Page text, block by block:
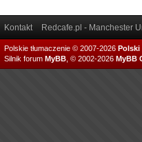
Kontakt Redcafe.pl - Manchester
Polskie tłumaczenie © 2007-2026 Polski
Silnik forum MyBB , © 2002-2026 MyBB